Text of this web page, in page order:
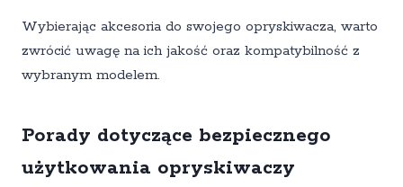
Wybierając akcesoria do swojego opryskiwacza, warto
zwrócić uwagę na ich jakość oraz kompatybilność z
wybranym modelem.
Porady dotyczące bezpiecznego
użytkowania opryskiwaczy